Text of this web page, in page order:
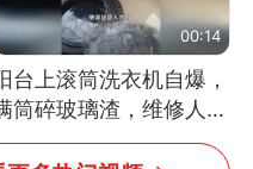
00:14
台上滚筒洗衣机自爆，
筒碎玻璃渣，维修人员
是人为原因，从未见过